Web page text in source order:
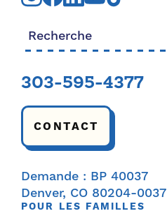
Rechercher:
303-595-4377
CONTACT
Demande : BP 40037
Denver, CO 80204-0037
POUR LES FAMILLES